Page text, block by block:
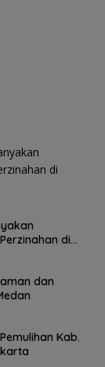
di
dan
Kab.